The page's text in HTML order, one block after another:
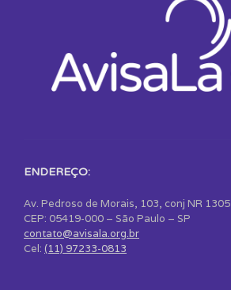
ENDEREÇO:
Av. Pedroso de Morais, 103, conj NR 1305
CEP: 05419-000 – São Paulo – SP
contato@avisala.org.br
Cel: (11) 97233-0813